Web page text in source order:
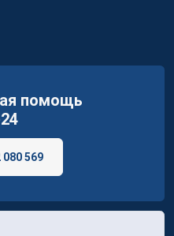
помощь
080 569